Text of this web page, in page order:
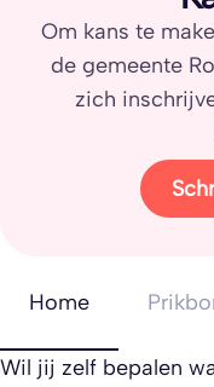
Om kans te
de gemeente
zich
Home
Wil jij zelf bepalen